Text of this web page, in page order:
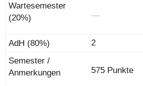
―
2
575 Punkte